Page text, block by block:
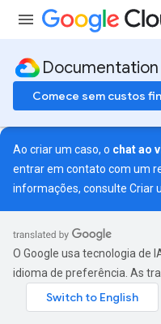
Documentation
Comece sem custos
Ao criar um caso, o chat ao
entrar em contato com um
informações, consulte Criar
O Google usa tecnologia de
idioma de preferência. As